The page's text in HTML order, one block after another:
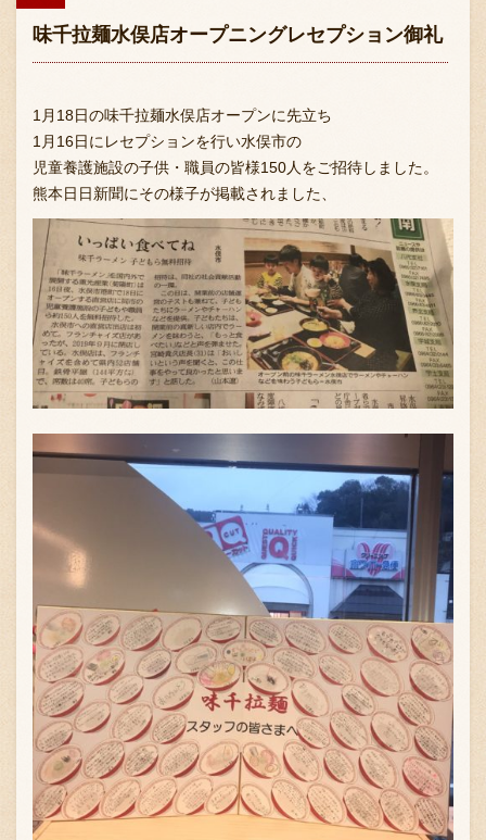
味千拉麺水俣店オープニングレセプション御礼
1月18日の味千拉麺水俣店オープンに先立ち
1月16日にレセプションを行い水俣市の
児童養護施設の子供・職員の皆様150人をご招待しました。
熊本日日新聞にその様子が掲載されました、